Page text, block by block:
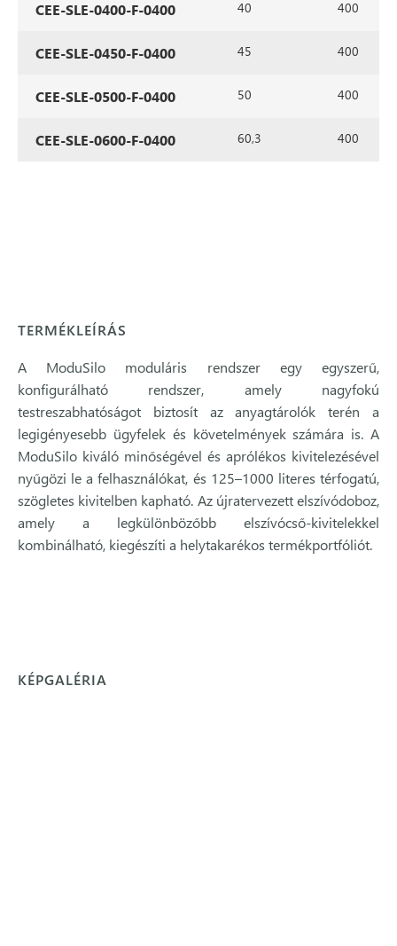
CEE-SLE-0400-F-0400 40 400
CEE-SLE-0450-F-0400 45 400
CEE-SLE-0500-F-0400 50 400
CEE-SLE-0600-F-0400 60,3 400
TERMÉKLEÍRÁS
A ModuSilo moduláris rendszer egy egyszerű,
konfigurálható rendszer, amely nagyfokú
testreszabhatóságot biztosít az anyagtárolók terén a
legigényesebb ügyfelek és követelmények számára is. A
ModuSilo kiváló minőségével és aprólékos kivitelezésével
nyűgözi le a felhasználókat, és 125–1000 literes térfogatú,
szögletes kivitelben kapható. Az újratervezett elszívódoboz,
amely a legkülönbözőbb elszívócső-kivitelekkel
kombinálható, kiegészíti a helytakarékos termékportfóliót.
KÉPGALÉRIA